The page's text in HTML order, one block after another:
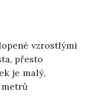
vzrostlými
přesto
je malý,